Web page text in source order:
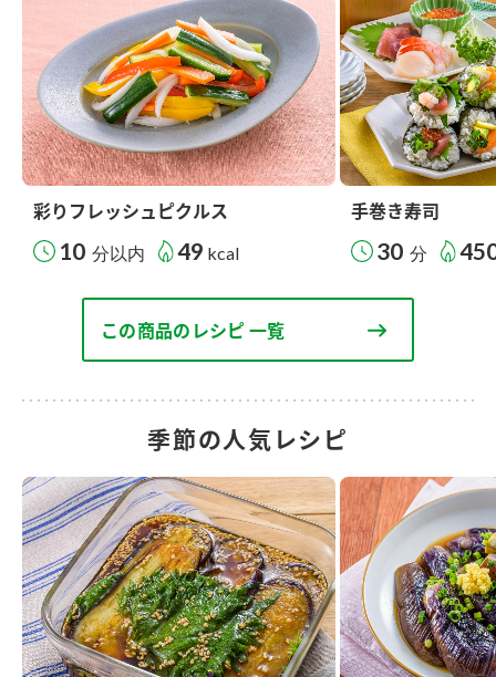
彩りフレッシュピクルス
10 分以内 49 kcal
手巻き寿司
30 分
この商品のレシピ 一覧
季節の人気レシピ